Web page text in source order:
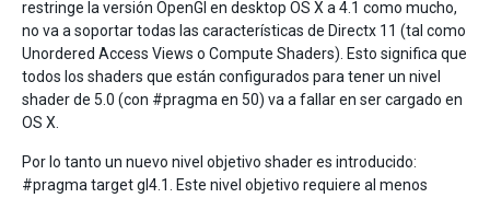
restringe la versión OpenGl en desktop OS X a 4.1 como mucho,
no va a soportar todas las características de Directx 11 (tal como
Unordered Access Views o Compute Shaders). Esto significa que
todos los shaders que están configurados para tener un nivel
shader de 5.0 (con #pragma en 50) va a fallar en ser cargado en
OS X.
Por lo tanto un nuevo nivel objetivo shader es introducido:
#pragma target gl4.1. Este nivel objetivo requiere al menos